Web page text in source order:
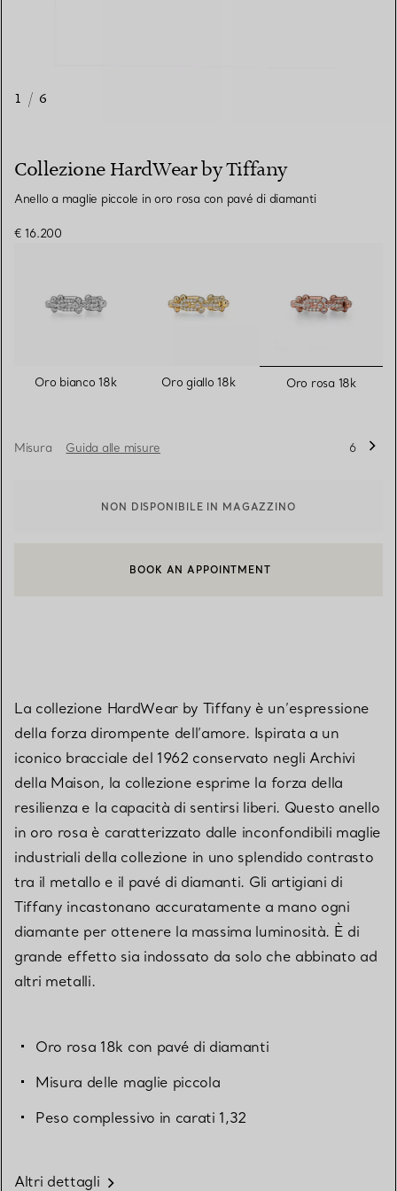
1 / 6
Collezione HardWear by Tiffany
Anello a maglie piccole in oro rosa con pavé di diamanti
€ 16.200
Oro bianco 18k Oro giallo 18k Oro rosa 18k
Misura Guida alle misure 6
NON DISPONIBILE IN MAGAZZINO
CONTATTA UN CONSULENTE CLIENTI O PRENOTA UN
BOOK AN APPOINTMENT
La collezione HardWear by Tiffany è un’espressione
della forza dirompente dell’amore. Ispirata a un
iconico bracciale del 1962 conservato negli Archivi
della Maison, la collezione esprime la forza della
resilienza e la capacità di sentirsi liberi. Questo anello
in oro rosa è caratterizzato dalle inconfondibili maglie
industriali della collezione in uno splendido contrasto
tra il metallo e il pavé di diamanti. Gli artigiani di
Tiffany incastonano accuratamente a mano ogni
diamante per ottenere la massima luminosità. È di
grande effetto sia indossato da solo che abbinato ad
altri metalli.
Oro rosa 18k con pavé di diamanti
Misura delle maglie piccola
Peso complessivo in carati 1,32
Altri dettagli